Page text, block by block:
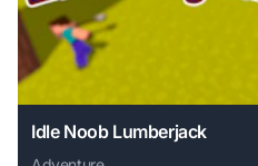
Idle Noob Lumberjack